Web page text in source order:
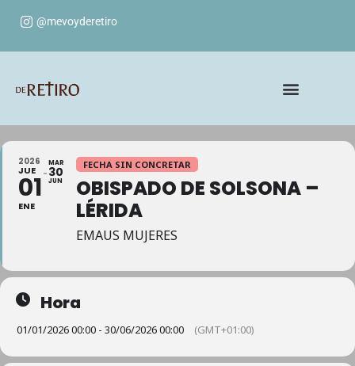
@mevoyderetiro
2026
JUE
01
ENE
MAR
30
JUN
FECHA SIN CONCRETAR
OBISPADO DE SOLSONA –
LÉRIDA
EMAUS MUJERES
Hora
01/01/2026 00:00 - 30/06/2026 00:00 (GMT+01:00)